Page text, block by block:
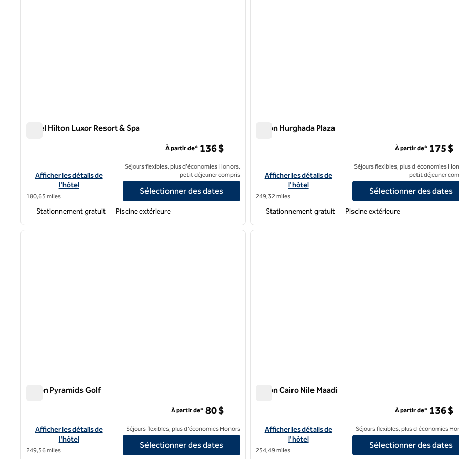
Hôtel Hilton Luxor Resort & Spa
Afficher les détails de l'hôtel Hilton Luxor Resort Spa
Afficher les détails de
l'hôtel
180,65 miles
À partir de* 136 $
Séjours flexibles, plus d'économies Honors,
petit déjeuner compris
Sélectionner des dates
Stationnement gratuit Piscine extérieure
Hilton Hurghada Plaza
Afficher les détails de l'hôtel Hilton Hurghada Plaza
Afficher les détails de
l'hôtel
249,32 miles
À partir de* 175 $
Séjours flexibles, plus d'économies
petit déjeuner
Sélectionner des dates
Stationnement gratuit Piscine extérieure
1 sur 12
image suivante
Hilton Pyramids Golf
Afficher les détails de l'hôtel Hilton Pyramids Golf
Afficher les détails de
l'hôtel
249,56 miles
À partir de* 80 $
Séjours flexibles, plus d'économies Honors
Sélectionner des dates
1 sur 12
Hilton Cairo Nile Maadi
Afficher les détails de l'hôtel Hilton Cairo Nile Maadi
Afficher les détails de
l'hôtel
254,49 miles
À partir de* 136 $
Séjours flexibles, plus d'économies
Sélectionner des dates